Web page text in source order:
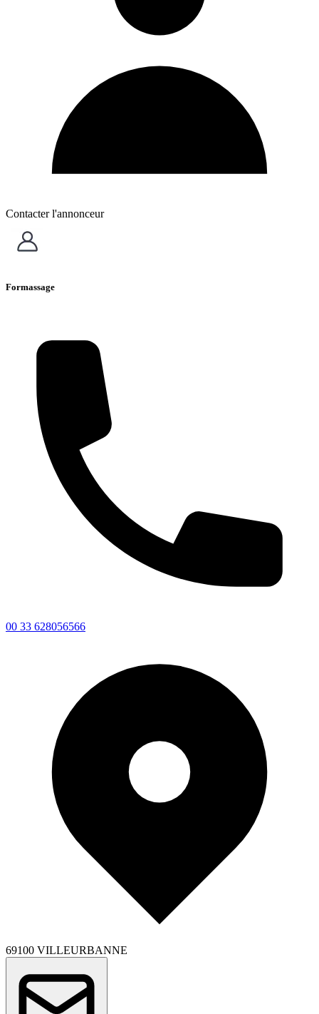
Contacter l'annonceur
Formassage
00 33 628056566
69100 VILLEURBANNE